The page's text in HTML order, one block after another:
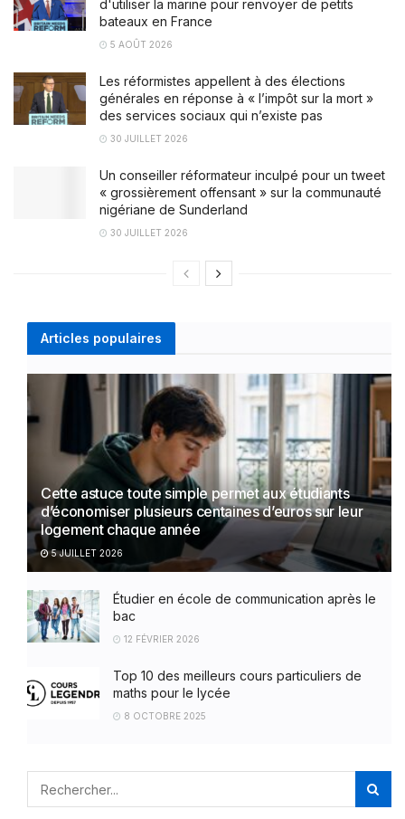
d'utiliser la marine pour renvoyer de petits
bateaux en France
5 AOÛT 2026
Les réformistes appellent à des élections
générales en réponse à « l’impôt sur la mort »
des services sociaux qui n’existe pas
30 JUILLET 2026
Un conseiller réformateur inculpé pour un tweet
« grossièrement offensant » sur la communauté
nigériane de Sunderland
30 JUILLET 2026
Articles populaires
Cette astuce toute simple permet aux étudiants
d’économiser plusieurs centaines d’euros sur leur
logement chaque année
5 JUILLET 2026
Étudier en école de communication après le
bac
12 FÉVRIER 2026
Top 10 des meilleurs cours particuliers de
maths pour le lycée
8 OCTOBRE 2025